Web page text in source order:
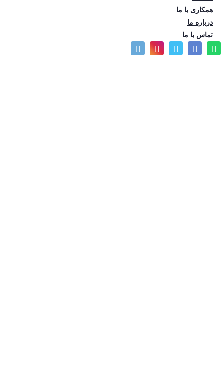
همکاری با ما
درباره ما
تماس با ما